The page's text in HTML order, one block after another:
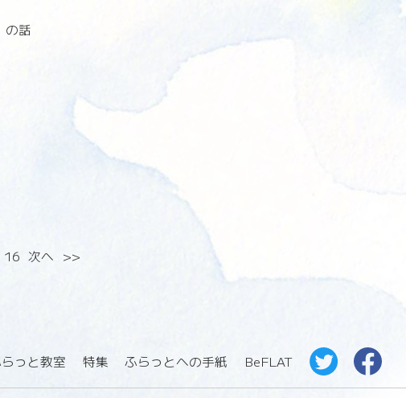
の話
16 次へ >>
っと教室 特集 ふらっとへの手紙 BeFLAT